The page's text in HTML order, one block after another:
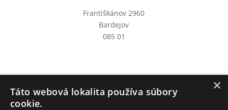
Františkánov 2960
Bardejov
085 01
×
Táto webová lokalita používa súbory
cookie.